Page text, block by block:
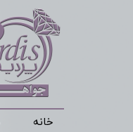
خانه